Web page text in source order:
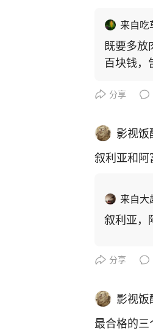
不给我加
谁去？你
0份凉皮
来自吃
既要多放
百块钱，
分享
影视饭
叙利亚和阿
来自大
叙利亚，
分享
影视饭
最合格的三